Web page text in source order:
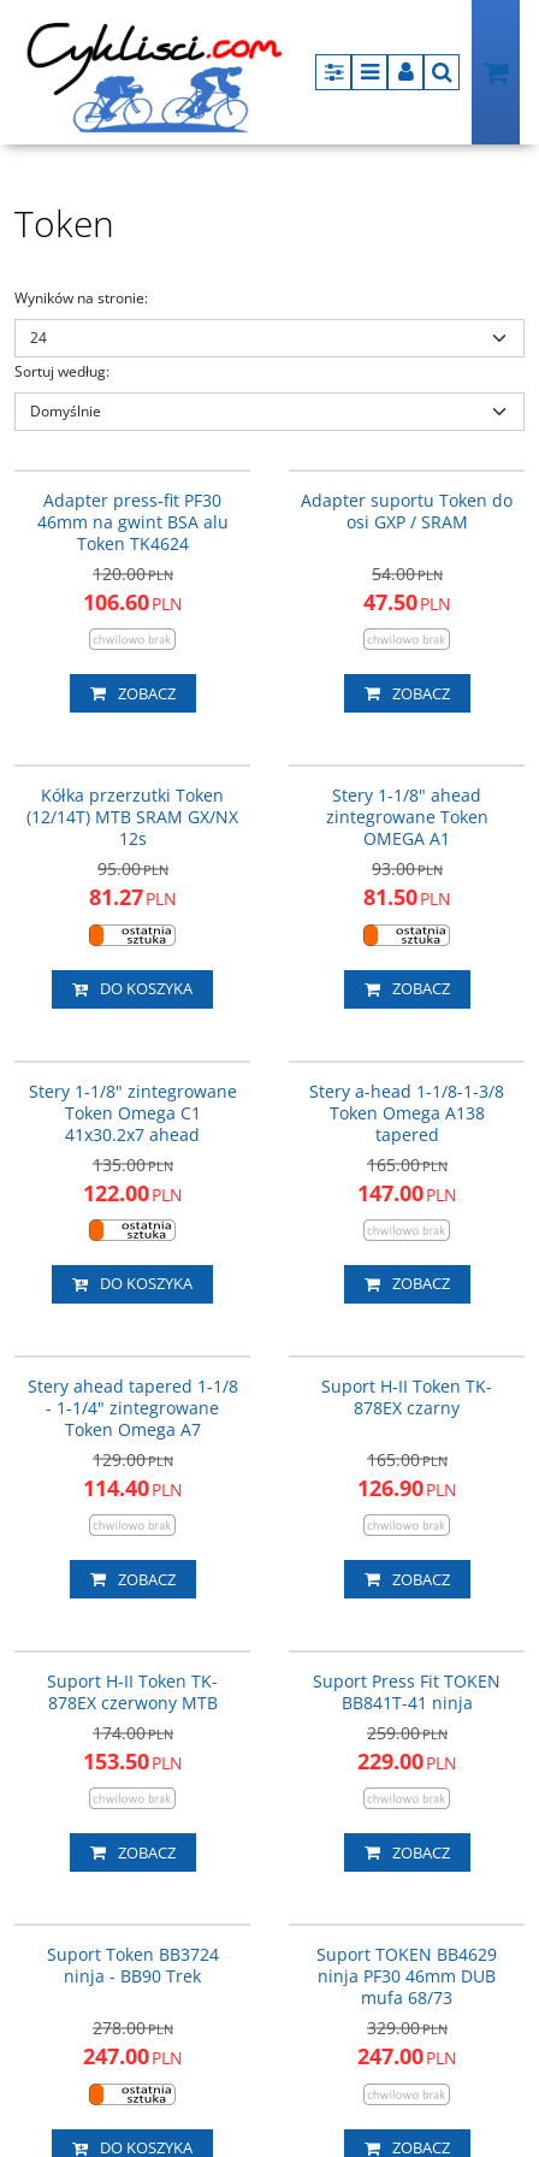
PanelMenuPanelSzukaj
Token
Wyników na stronie:
Sortuj według:
Adapter press-fit PF30
46mm na gwint BSA alu
Token TK4624
120.00PLN
106.60PLN
ZOBACZ
Adapter suportu Token do
osi GXP / SRAM
54.00PLN
47.50PLN
ZOBACZ
Kółka przerzutki Token
(12/14T) MTB SRAM GX/NX
12s
95.00PLN
81.27PLN
DO KOSZYKA
Stery 1-1/8" ahead
zintegrowane Token
OMEGA A1
93.00PLN
81.50PLN
ZOBACZ
Stery 1-1/8" zintegrowane
Token Omega C1
41x30.2x7 ahead
135.00PLN
122.00PLN
DO KOSZYKA
Stery a-head 1-1/8-1-3/8
Token Omega A138
tapered
165.00PLN
147.00PLN
ZOBACZ
Stery ahead tapered 1-1/8
- 1-1/4" zintegrowane
Token Omega A7
129.00PLN
114.40PLN
ZOBACZ
Uwaga: Cena promocyjna
obowiązuje wyłącznie dla
zamówień złożonych drogą
elektroniczną.
Suport H-II Token TK-
878EX czarny
165.00PLN
126.90PLN
ZOBACZ
Uwaga: Cena promocyjna
obowiązuje wyłącznie dla
zamówień złożonych drogą
elektroniczną.
Suport H-II Token TK-
878EX czerwony MTB
174.00PLN
153.50PLN
ZOBACZ
Uwaga: Cena promocyjna
obowiązuje wyłącznie dla
zamówień złożonych drogą
elektroniczną.
Suport Press Fit TOKEN
BB841T-41 ninja
259.00PLN
229.00PLN
ZOBACZ
DARMOWA DOSTAWA
Suport Token BB3724
ninja - BB90 Trek
278.00PLN
247.00PLN
DO KOSZYKA
DARMOWA DOSTAWA
Suport TOKEN BB4629
ninja PF30 46mm DUB
mufa 68/73
329.00PLN
247.00PLN
ZOBACZ